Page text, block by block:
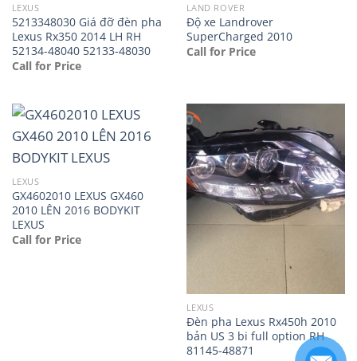
LEXUS
5213348030 Giá đỡ đèn pha
Lexus Rx350 2014 LH RH
52134-48040 52133-48030
Call for Price
LAND ROVER
Độ xe Landrover
SuperCharged 2010
Call for Price
LEXUS
GX4602010 LEXUS GX460
2010 LÊN 2016 BODYKIT
LEXUS
Call for Price
LEXUS
Đèn pha Lexus Rx450h 2010
bản US 3 bi full option RH
81145-48871